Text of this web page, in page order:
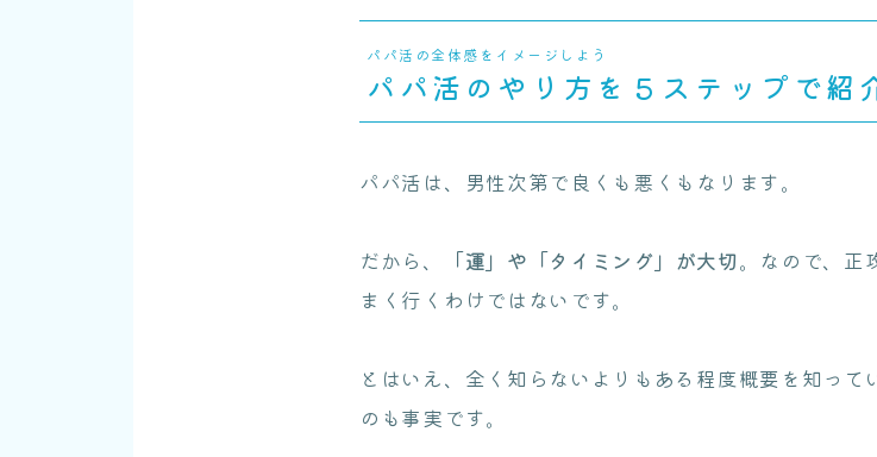
パパ活の全体感をイメージしよう
パパ活のやり方を５ステップで紹
パパ活は、男性次第で良くも悪くもなります。
だから、 「運」や「タイミング」が大切。なので、正
まく行くわけではないです。
とはいえ、全く知らないよりもある程度概要を知っ
のも事実です。